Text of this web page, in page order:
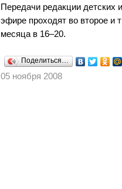
Передачи редакции
эфире проходят во второе и
месяца в 16–20.
Поделиться…
05 ноября 2008